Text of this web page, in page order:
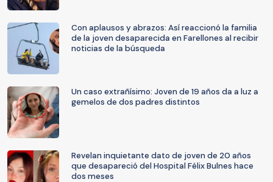
Con aplausos y abrazos: Así reaccionó la familia
de la joven desaparecida en Farellones al recibir
noticias de la búsqueda
Un caso extrañísimo: Joven de 19 años da a luz a
gemelos de dos padres distintos
Revelan inquietante dato de joven de 20 años
que desapareció del Hospital Félix Bulnes hace
dos meses